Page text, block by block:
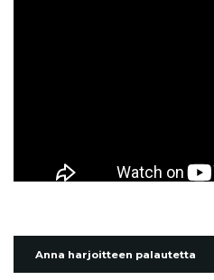
Anna harjoitteen palautetta